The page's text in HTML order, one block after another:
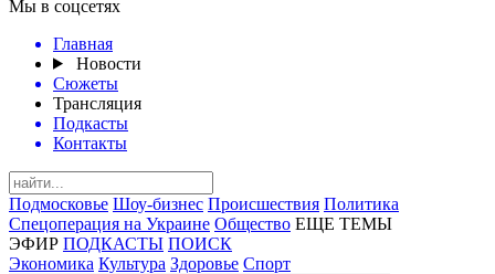
Мы в соцсетях
Главная
Новости
Сюжеты
Трансляция
Подкасты
Контакты
Подмосковье Шоу-бизнес Происшествия Политика
Спецоперация на Украине Общество ЕЩЕ ТЕМЫ
ЭФИР ПОДКАСТЫ ПОИСК
Экономика Культура Здоровье Спорт